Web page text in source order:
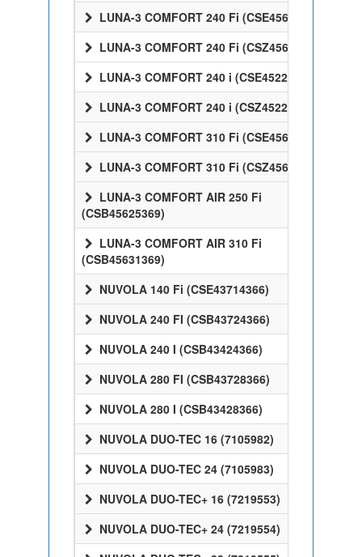
LUNA-3 COMFORT 240 Fi (CSE45624358)
LUNA-3 COMFORT 240 Fi (CSZ45624358)
LUNA-3 COMFORT 240 i (CSE45224358)
LUNA-3 COMFORT 240 i (CSZ45224358)
LUNA-3 COMFORT 310 Fi (CSE45631358)
LUNA-3 COMFORT 310 Fi (CSZ45631358)
LUNA-3 COMFORT AIR 250 Fi
(CSB45625369)
LUNA-3 COMFORT AIR 310 Fi
(CSB45631369)
NUVOLA 140 Fi (CSE43714366)
NUVOLA 240 FI (CSB43724366)
NUVOLA 240 I (CSB43424366)
NUVOLA 280 FI (CSB43728366)
NUVOLA 280 I (CSB43428366)
NUVOLA DUO-TEC 16 (7105982)
NUVOLA DUO-TEC 24 (7105983)
NUVOLA DUO-TEC+ 16 (7219553)
NUVOLA DUO-TEC+ 24 (7219554)